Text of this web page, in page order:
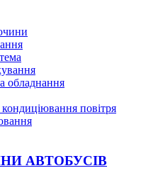
обладнання
повітря
АВТОБУСІВ